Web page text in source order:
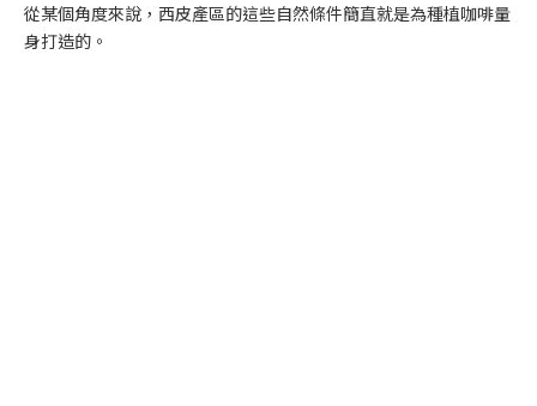
從某個角度來說，西皮產區的這些自然條件簡直就是為種植咖啡量
身打造的。